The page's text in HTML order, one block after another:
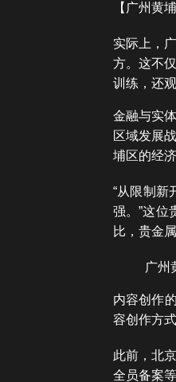
【广州黄
实际上，
方。这不
训练，还
金融与实
区域发展
埔区的经济
“从限制新
强。”这位
比，贵金
广州
内容创作
容创作方式
此前，北
全员备案